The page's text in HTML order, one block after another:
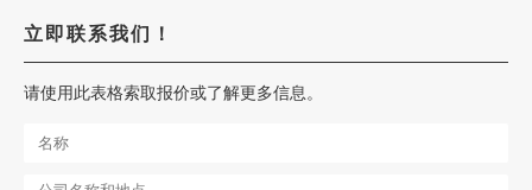
立即联系我们！
请使用此表格索取报价或了解更多信息。